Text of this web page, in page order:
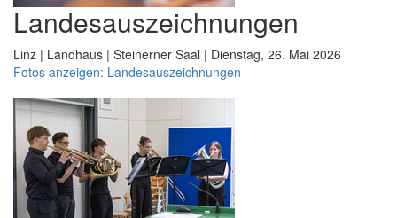
Landesauszeichnungen
Linz | Landhaus | Steinerner Saal | Dienstag, 26. Mai 2026
Fotos anzeigen: Landesauszeichnungen